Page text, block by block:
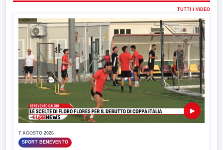
TUTTI I VIDEO
▶
7 AGOSTO 2026
SPORT BENEVENTO